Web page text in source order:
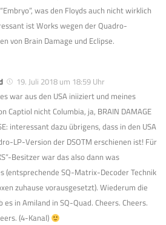
was den Floyds auch nicht wirklich
ist Works wegen der Quadro-
von Brain Damage und Eclipse.
19. Juli 2018 um 18:59 Uhr
war aus den USA iniiziert und meines
Captiol nicht Columbia, ja, BRAIN DAMAGE
interessant dazu übrigens, dass in den USA
LP-Version der DSOTM erschienen ist! Für
Besitzer war das also dann was
(entsprechende SQ-Matrix-Decoder Technik
zuhause vorausgesetzt). Wiederum die
es in Amiland in SQ-Quad. Cheers. Cheers.
(4-Kanal)